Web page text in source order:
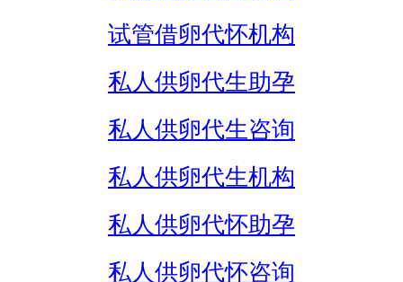
试管借卵代怀机构
私人供卵代生助孕
私人供卵代生咨询
私人供卵代生机构
私人供卵代怀助孕
私人供卵代怀咨询